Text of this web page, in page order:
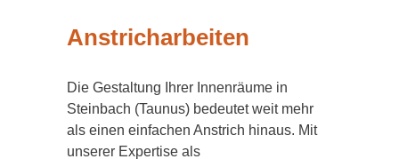
Anstricharbeiten
Die Gestaltung Ihrer Innenräume in
Steinbach (Taunus) bedeutet weit mehr
als einen einfachen Anstrich hinaus. Mit
unserer Expertise als